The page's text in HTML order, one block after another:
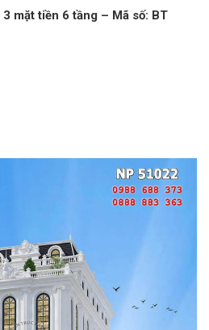
mặt tiền 6 tầng – Mã số: BT